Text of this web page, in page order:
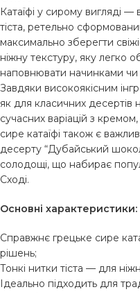
Катаїфі у сирому вигляді —
тіста, ретельно
максимально зберегти
ніжну текстуру, яку легко
наповнювати начинками
Завдяки високоякісним
як для класичних десертів
сучасних варіацій з
сире катаїфі також є
десерту “Дубайський
солодощі, що набирає
Сході.
Основні характеристики:
Справжнє грецьке сире
рішень;
Тонкі нитки тіста — для
Ідеально підходить для